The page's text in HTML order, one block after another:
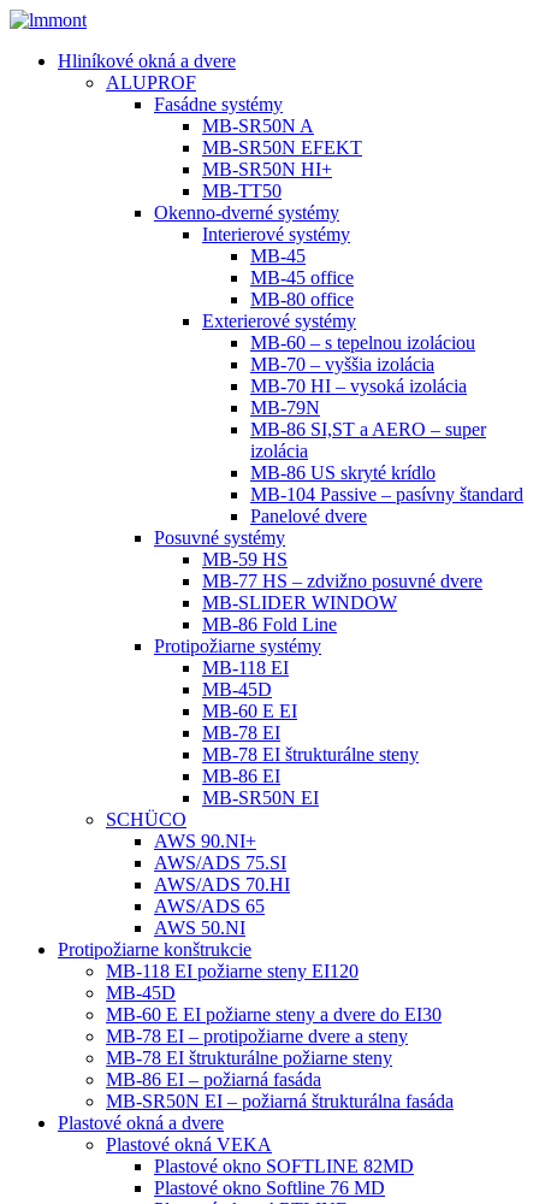
Hliníkové okná a dvere
ALUPROF
Fasádne systémy
MB-SR50N A
MB-SR50N EFEKT
MB-SR50N HI+
MB-TT50
Okenno-dverné systémy
Interierové systémy
MB-45
MB-45 office
MB-80 office
Exterierové systémy
MB-60 – s tepelnou izoláciou
MB-70 – vyššia izolácia
MB-70 HI – vysoká izolácia
MB-79N
MB-86 SI,ST a AERO – super
izolácia
MB-86 US skryté krídlo
MB-104 Passive – pasívny štandard
Panelové dvere
Posuvné systémy
MB-59 HS
MB-77 HS – zdvižno posuvné dvere
MB-SLIDER WINDOW
MB-86 Fold Line
Protipožiarne systémy
MB-118 EI
MB-45D
MB-60 E EI
MB-78 EI
MB-78 EI štrukturálne steny
MB-86 EI
MB-SR50N EI
SCHÜCO
AWS 90.NI+
AWS/ADS 75.SI
AWS/ADS 70.HI
AWS/ADS 65
AWS 50.NI
Protipožiarne konštrukcie
MB-118 EI požiarne steny EI120
MB-45D
MB-60 E EI požiarne steny a dvere do EI30
MB-78 EI – protipožiarne dvere a steny
MB-78 EI štrukturálne požiarne steny
MB-86 EI – požiarná fasáda
MB-SR50N EI – požiarná štrukturálna fasáda
Plastové okná a dvere
Plastové okná VEKA
Plastové okno SOFTLINE 82MD
Plastové okno Softline 76 MD